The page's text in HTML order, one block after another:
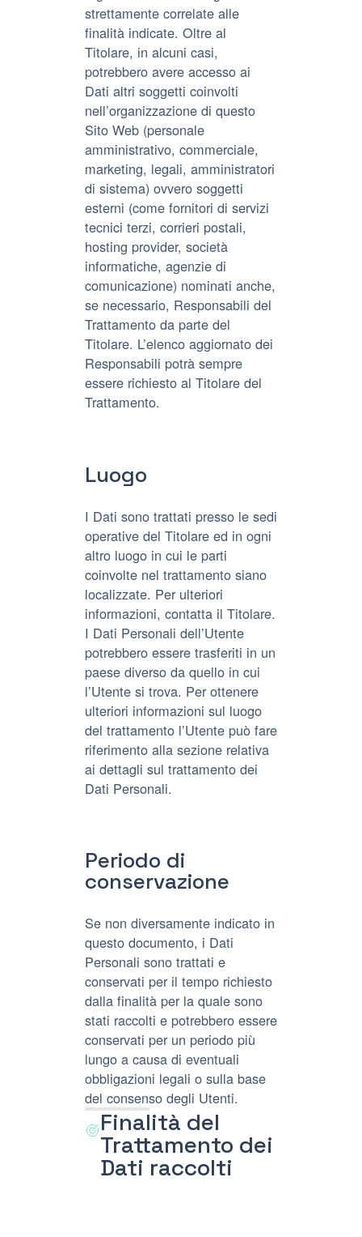
strettamente correlate alle
finalità indicate. Oltre al
Titolare, in alcuni casi,
potrebbero avere accesso ai
Dati altri soggetti coinvolti
nell’organizzazione di questo
Sito Web (personale
amministrativo, commerciale,
marketing, legali, amministratori
di sistema) ovvero soggetti
esterni (come fornitori di servizi
tecnici terzi, corrieri postali,
hosting provider, società
informatiche, agenzie di
comunicazione) nominati anche,
se necessario, Responsabili del
Trattamento da parte del
Titolare. L’elenco aggiornato dei
Responsabili potrà sempre
essere richiesto al Titolare del
Trattamento.
Luogo
I Dati sono trattati presso le sedi
operative del Titolare ed in ogni
altro luogo in cui le parti
coinvolte nel trattamento siano
localizzate. Per ulteriori
informazioni, contatta il Titolare.
I Dati Personali dell’Utente
potrebbero essere trasferiti in un
paese diverso da quello in cui
l’Utente si trova. Per ottenere
ulteriori informazioni sul luogo
del trattamento l’Utente può fare
riferimento alla sezione relativa
ai dettagli sul trattamento dei
Dati Personali.
Periodo di
conservazione
Se non diversamente indicato in
questo documento, i Dati
Personali sono trattati e
conservati per il tempo richiesto
dalla finalità per la quale sono
stati raccolti e potrebbero essere
conservati per un periodo più
lungo a causa di eventuali
obbligazioni legali o sulla base
del consenso degli Utenti.
Finalità del
Trattamento dei
Dati raccolti